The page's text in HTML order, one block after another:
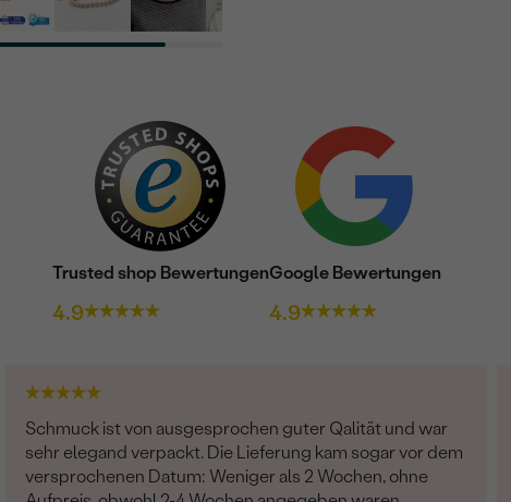
Trusted shop Bewertungen
4.9
Google Bewertungen
4.9
Schmuck ist von ausgesprochen guter Qalität und war
sehr elegand verpackt. Die Lieferung kam sogar vor dem
versprochenen Datum: Weniger als 2 Wochen, ohne